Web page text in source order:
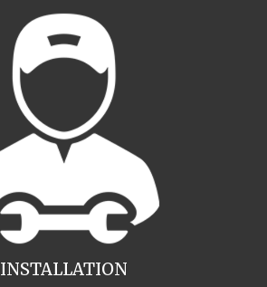
INSTALLATION